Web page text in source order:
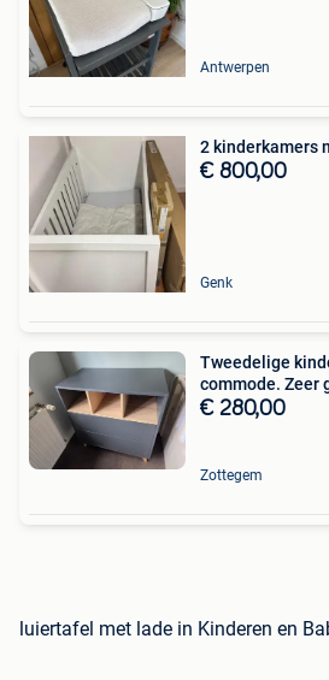
Antwerpen
2 kinderkamers
€ 800,00
Genk
Tweedelige
commode. Zeer
€ 280,00
Zottegem
luiertafel met lade in Kinderen en